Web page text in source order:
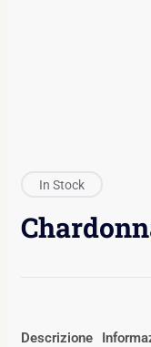
In Stock
Descrizione